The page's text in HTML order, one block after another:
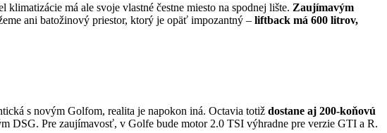
má ale svoje vlastné čestne miesto na spodnej lište. Zaujímavým
ani batožinový priestor, ktorý je opäť impozantný – liftback má 600 litrov,
s novým Golfom, realita je napokon iná. Octavia totiž dostane aj 200-koňovú
DSG. Pre zaujímavosť, v Golfe bude motor 2.0 TSI výhradne pre verzie GTI a R.